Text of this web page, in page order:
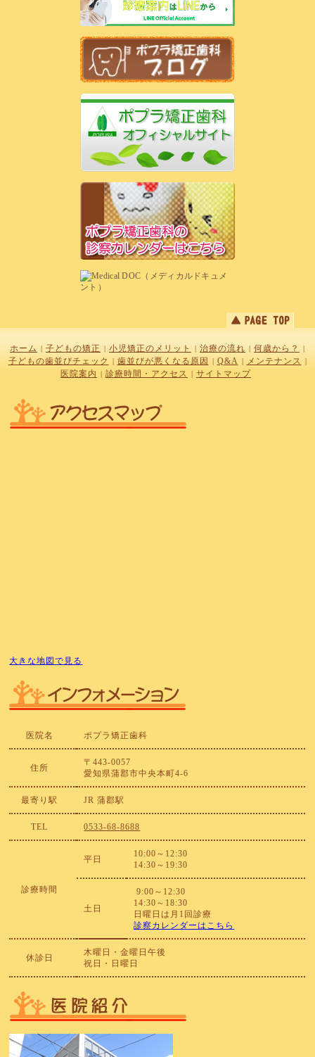
ホーム 子どもの矯正 小児矯正のメリット 治療の流れ 何歳から？
子どもの歯並びチェック 歯並びが悪くなる原因 Q&A メンテナンス
医院案内 診療時間・アクセス サイトマップ
大きな地図で見る
医院名 ポプラ矯正歯科
住所
〒443-0057
愛知県蒲郡市中央本町4-6
最寄り駅 JR 蒲郡駅
TEL 0533-68-8688
診療時間
平日
10:00～12:30
14:30～19:30
土日
9:00～12:30
14:30～18:30
日曜日は月1回診療
診察カレンダーはこちら
休診日
木曜日・金曜日午後
祝日・日曜日